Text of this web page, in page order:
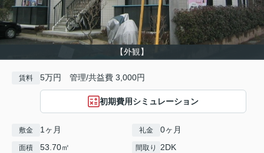
【外観】
賃料 5万円 管理/共益費 3,000円
初期費用シミュレーション
敷金 1ヶ月 礼金 0ヶ月
面積 53.70㎡ 間取り 2DK